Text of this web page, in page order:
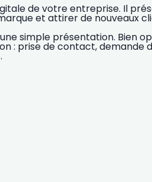
de votre entreprise. Il
et attirer de nouveaux
simple présentation. Bien
: prise de contact, demande